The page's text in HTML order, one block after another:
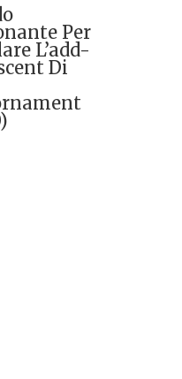
Per
L’add-
Di